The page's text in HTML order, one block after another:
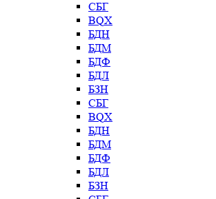
СБГ
BQX
БДН
БДМ
БДФ
БДЛ
БЗН
СБГ
BQX
БДН
БДМ
БДФ
БДЛ
БЗН